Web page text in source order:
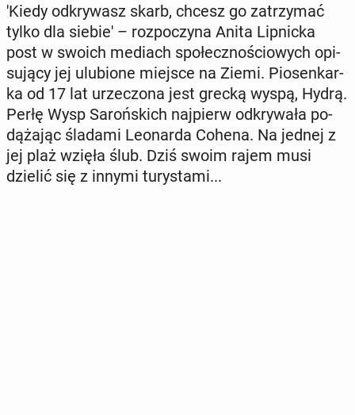
'Kiedy od­kry­wasz skarb, chcesz go za­trzy­mać
tylko dla siebie' – roz­po­czy­na Anita Lip­nic­ka
post w swoich mediach spo­łecz­no­ścio­wych opi­
su­ją­cy jej ulu­bio­ne miejsce na Ziemi. Pio­sen­kar­
ka od 17 lat urze­czo­na jest grecką wyspą, Hydrą.
Perłę Wysp Sa­roń­skich naj­pierw od­kry­wa­ła po­
dą­ża­jąc śladami Le­onar­da Cohena. Na jednej z
jej plaż wzięła ślub. Dziś swoim rajem musi
dzielić się z innymi tu­ry­sta­mi...